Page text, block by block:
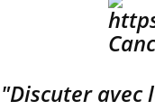
"Discuter avec